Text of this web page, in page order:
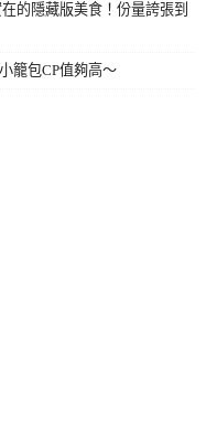
的隱藏版美食！份量誇張到
籠包CP值夠高～